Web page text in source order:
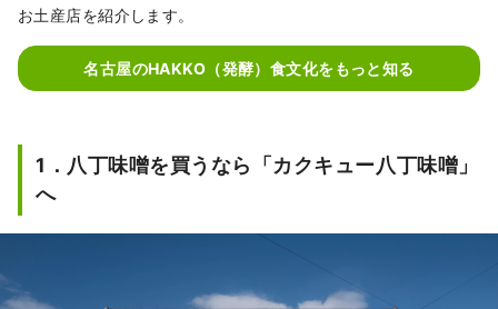
お土産店を紹介します。
名古屋のHAKKO（発酵）食文化をもっと知る
1．八丁味噌を買うなら「カクキュー八丁味噌」
へ